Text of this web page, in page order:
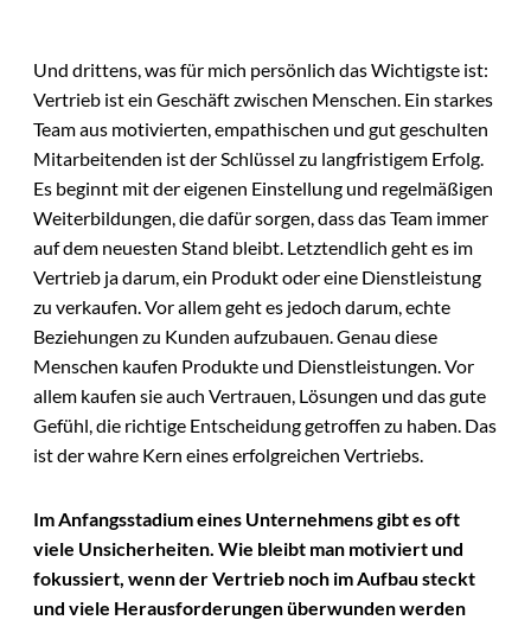
Und drittens, was für mich persönlich das Wichtigste ist:
Vertrieb ist ein Geschäft zwischen Menschen. Ein starkes
Team aus motivierten, empathischen und gut geschulten
Mitarbeitenden ist der Schlüssel zu langfristigem Erfolg.
Es beginnt mit der eigenen Einstellung und regelmäßigen
Weiterbildungen, die dafür sorgen, dass das Team immer
auf dem neuesten Stand bleibt. Letztendlich geht es im
Vertrieb ja darum, ein Produkt oder eine Dienstleistung
zu verkaufen. Vor allem geht es jedoch darum, echte
Beziehungen zu Kunden aufzubauen. Genau diese
Menschen kaufen Produkte und Dienstleistungen. Vor
allem kaufen sie auch Vertrauen, Lösungen und das gute
Gefühl, die richtige Entscheidung getroffen zu haben. Das
ist der wahre Kern eines erfolgreichen Vertriebs.
Im Anfangsstadium eines Unternehmens gibt es oft
viele Unsicherheiten. Wie bleibt man motiviert und
fokussiert, wenn der Vertrieb noch im Aufbau steckt
und viele Herausforderungen überwunden werden